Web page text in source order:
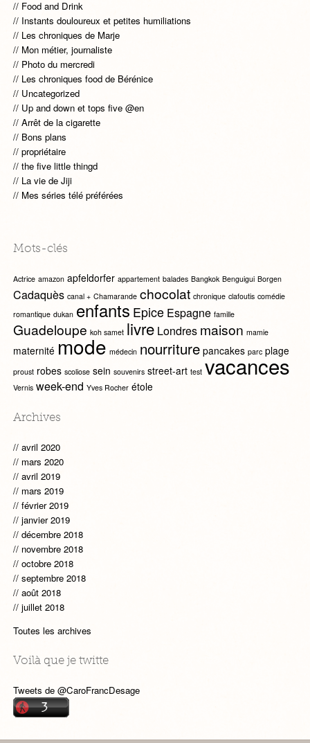
Food and Drink
Instants douloureux et petites humiliations
Les chroniques de Marje
Mon métier, journaliste
Photo du mercredi
Les chroniques food de Bérénice
Uncategorized
Up and down et tops five @en
Arrêt de la cigarette
Bons plans
propriétaire
the five little thingd
La vie de Jiji
Mes séries télé préférées
Mots-clés
Actrice amazon apfeldorfer appartement balades Bangkok Benguigui Borgen
Cadaquès canal + Chamarande chocolat chronique clafoutis comédie
romantique dukan enfants Epice Espagne famille
Guadeloupe koh samet livre Londres maison mamie
maternité mode médecin nourriture pancakes parc plage
proust robes scoliose sein souvenirs street-art test vacances
Vernis week-end Yves Rocher étole
Archives
avril 2020
mars 2020
avril 2019
mars 2019
février 2019
janvier 2019
décembre 2018
novembre 2018
octobre 2018
septembre 2018
août 2018
juillet 2018
Toutes les archives
Voilà que je twitte
Tweets de @CaroFrancDesage